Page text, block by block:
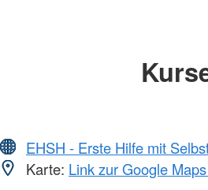
EHSH - Erste Hilfe mit
Karte: Link zur Google